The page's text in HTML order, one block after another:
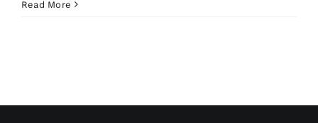
Read More